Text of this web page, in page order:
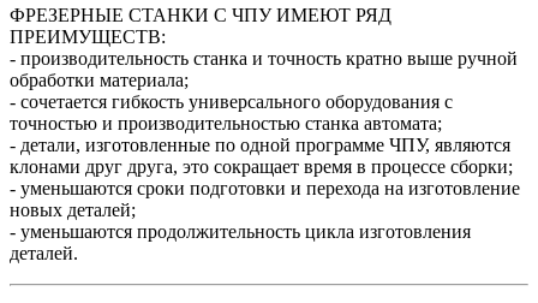
ФРЕЗЕРНЫЕ СТАНКИ С ЧПУ ИМЕЮТ РЯД
ПРЕИМУЩЕСТВ:
- производительность станка и точность кратно выше ручной
обработки материала;
- сочетается гибкость универсального оборудования с
точностью и производительностью станка автомата;
- детали, изготовленные по одной программе ЧПУ, являются
клонами друг друга, это сокращает время в процессе сборки;
- уменьшаются сроки подготовки и перехода на изготовление
новых деталей;
- уменьшаются продолжительность цикла изготовления
деталей.